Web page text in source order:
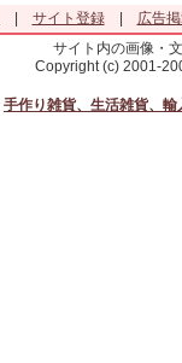
サイト登録|
広告
サイト内の画像・
Copyright (c) 2001-
手作り雑貨、生活雑貨、